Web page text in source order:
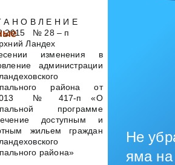
А Н О В Л Е Н И Е
№ 28 – п
Ландех
изменения в
администрации
района от
№ 417-п «О
программе
доступным и
жильем граждан
района»
Не
яма на